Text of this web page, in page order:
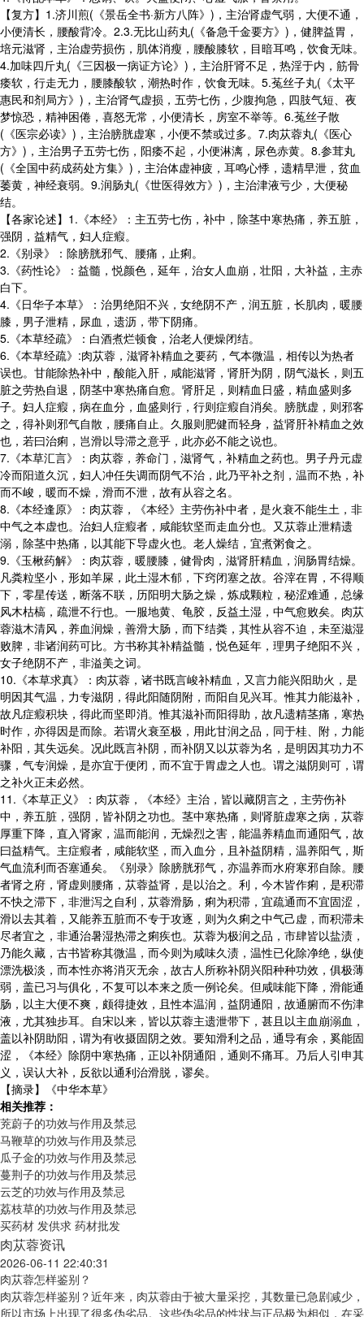
【复方】1.济川煎(《景岳全书·新方八阵》)，主治肾虚气弱，大便不通，
小便清长，腰酸背冷。2.3.无比山药丸(《备急千金要方》)，健脾益胃，
培元滋肾，主治虚劳损伤，肌体消瘦，腰酸膝软，目暗耳鸣，饮食无味。
4.加味四斤丸(《三因极一病证方论》)，主治肝肾不足，热淫于内，筋骨
痿软，行走无力，腰膝酸软，潮热时作，饮食无味。5.菟丝子丸(《太平
惠民和剂局方》)，主治肾气虚损，五劳七伤，少腹拘急，四肢气短、夜
梦惊恐，精神困倦，喜怒无常，小便清长，房室不举等。6.菟丝子散
(《医宗必读》)，主治膀胱虚寒，小便不禁或过多。7.肉苁蓉丸(《医心
方》)，主治男子五劳七伤，阳痿不起，小便淋漓，尿色赤黄。8.参茸丸
(《全国中药成药处方集》)，主治体虚神疲，耳鸣心悸，遗精早泄，贫血
萎黄，神经衰弱。9.润肠丸(《世医得效方》)，主治津液亏少，大便秘
结。
【各家论述】1.《本经》：主五劳七伤，补中，除茎中寒热痛，养五脏，
强阴，益精气，妇人症瘕。
2.《别录》：除膀胱邪气、腰痛，止痢。
3.《药性论》：益髓，悦颜色，延年，治女人血崩，壮阳，大补益，主赤
白下。
4.《日华子本草》：治男绝阳不兴，女绝阴不产，润五脏，长肌肉，暖腰
膝，男子泄精，尿血，遗沥，带下阴痛。
5.《本草经疏》：白酒煮烂顿食，治老人便燥闭结。
6.《本草经疏》:肉苁蓉，滋肾补精血之要药，气本微温，相传以为热者
误也。甘能除热补中，酸能入肝，咸能滋肾，肾肝为阴，阴气滋长，则五
脏之劳热自退，阴茎中寒热痛自愈。肾肝足，则精血日盛，精血盛则多
子。妇人症瘕，病在血分，血盛则行，行则症瘕自消矣。膀胱虚，则邪客
之，得补则邪气自散，腰痛自止。久服则肥健而轻身，益肾肝补精血之效
也，若曰治痢，岂滑以导滞之意乎，此亦必不能之说也。
7.《本草汇言》：肉苁蓉，养命门，滋肾气，补精血之药也。男子丹元虚
冷而阳道久沉，妇人冲任失调而阴气不治，此乃平补之剂，温而不热，补
而不峻，暖而不燥，滑而不泄，故有从容之名。
8.《本经逢原》：肉苁蓉，《本经》主劳伤补中者，是火衰不能生土，非
中气之本虚也。治妇人症瘕者，咸能软坚而走血分也。又苁蓉止泄精遗
溺，除茎中热痛，以其能下导虚火也。老人燥结，宜煮粥食之。
9.《玉楸药解》：肉苁蓉，暖腰膝，健骨肉，滋肾肝精血，润肠胃结燥。
凡粪粒坚小，形如羊屎，此土湿木郁，下窍闭塞之故。谷滓在胃，不得顺
下，零星传送，断落不联，历阳明大肠之燥，炼成颗粒，秘涩难通，总缘
风木枯槁，疏泄不行也。一服地黄、龟胶，反益土湿，中气愈败矣。肉苁
蓉滋木清风，养血润燥，善滑大肠，而下结粪，其性从容不迫，未至滋湿
败脾，非诸润药可比。方书称其补精益髓，悦色延年，理男子绝阳不兴，
女子绝阴不产，非溢美之词。
10.《本草求真》：肉苁蓉，诸书既言峻补精血，又言力能兴阳助火，是
明因其气温，力专滋阴，得此阳随阴附，而阳自见兴耳。惟其力能滋补，
故凡症瘕积块，得此而坚即消。惟其滋补而阳得助，故凡遗精茎痛，寒热
时作，亦得因是而除。若谓火衰至极，用此甘润之品，同于桂、附，力能
补阳，其失远矣。况此既言补阴，而补阴又以苁蓉为名，是明因其功力不
骤，气专润燥，是亦宜于便闭，而不宜于胃虚之人也。谓之滋阴则可，谓
之补火正未必然。
11.《本草正义》：肉苁蓉，《本经》主治，皆以藏阴言之，主劳伤补
中，养五脏，强阴，皆补阴之功也。茎中寒热痛，则肾脏虚寒之病，苁蓉
厚重下降，直入肾家，温而能润，无燥烈之害，能温养精血而通阳气，故
曰益精气。主症瘕者，咸能软坚，而入血分，且补益阴精，温养阳气，斯
气血流利而否塞通矣。《别录》除膀胱邪气，亦温养而水府寒邪自除。腰
者肾之府，肾虚则腰痛，苁蓉益肾，是以治之。利，今木皆作痢，是积滞
不快之滞下，非泄泻之自利，苁蓉滑肠，痢为积滞，宜疏通而不宜固涩，
滑以去其着，又能养五脏而不专于攻逐，则为久痢之中气己虚，而积滞未
尽者宜之，非通治暑湿热滞之痢疾也。苁蓉为极润之品，市肆皆以盐渍，
乃能久藏，古书皆称其微温，而今则为咸味久渍，温性已化除净绝，纵使
漂洗极淡，而本性亦将消灭无余，故古人所称补阴兴阳种种功效，俱极薄
弱，盖已习与俱化，不复可以本来之质一例论矣。但咸味能下降，滑能通
肠，以主大便不爽，颇得捷效，且性本温润，益阴通阳，故通腑而不伤津
液，尤其独步耳。自宋以来，皆以苁蓉主遗泄带下，甚且以主血崩溺血，
盖以补阴助阳，谓为有收摄固阴之效。要知滑利之品，通导有余，奚能固
涩，《本经》除阴中寒热痛，正以补阴通阳，通则不痛耳。乃后人引申其
义，误认大补，反欲以通利治滑脱，谬矣。
【摘录】《中华本草》
相关推荐：
茺蔚子的功效与作用及禁忌
马鞭草的功效与作用及禁忌
瓜子金的功效与作用及禁忌
蔓荆子的功效与作用及禁忌
云芝的功效与作用及禁忌
荔枝草的功效与作用及禁忌
买药材 发供求 药材批发
肉苁蓉资讯
2026-06-11 22:40:31
肉苁蓉怎样鉴别？
肉苁蓉怎样鉴别？近年来，肉苁蓉由于被大量采挖，其数量已急剧减少，
所以市场上出现了很多伪劣品。这些伪劣品的性状与正品极为相似，在采